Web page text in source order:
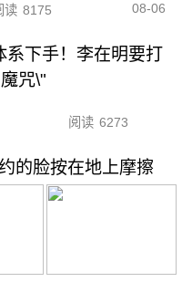
读 8175 08-06
系下手！李在明要打
咒\"
阅读 6273
的脸按在地上摩擦